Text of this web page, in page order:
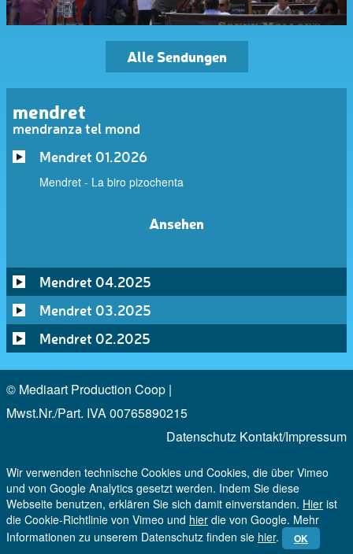
Alle Sendungen
mendret
mendranza tel mond
Mendret 01.2026
Mendret - La biro pizochenta
Ansehen
Mendret 04.2025
Mendret 03.2025
Mendret 02.2025
© Mediaart Production Coop |
Mwst.Nr./Part. IVA 00765890215
Datenschutz Kontakt/Impressum
Wir verwenden technische Cookies und Cookies, die über Vimeo
und von Google Analytics gesetzt werden. Indem Sie diese
Webseite benutzen, erklären Sie sich damit einverstanden. Hier ist
die Cookie-Richtlinie von Vimeo und hier die von Google. Mehr
Informationen zu unserem Datenschutz finden sie hier. OK